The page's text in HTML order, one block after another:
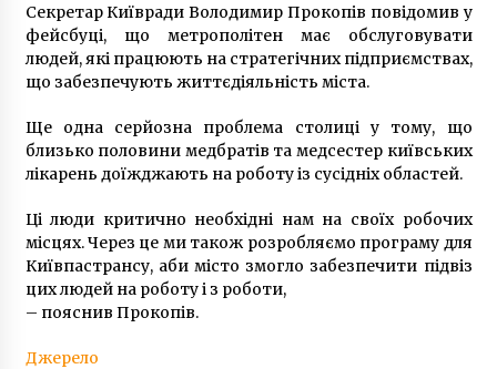
У Києві під ВРУ відбувається одразу два
мітинги
6 років ago
Наркотики, алкоголь и гей-скандал: Во что
превратился бывший игрок “Динамо” Алиев
10 років ago
На проспекті Академіка Палладіна збудують
багаторівневу розв’язку – проєкт Генплану
Києва
6 років ago
Секретар Київради Володимир Прокопів повідомив у
фейсбуці, що метрополітен має обслуговувати
людей, які працюють на стратегічних підприємствах,
що забезпечують життєдіяльність міста.
Ще одна серйозна проблема столиці у тому, що
близько половини медбратів та медсестер київських
лікарень доїжджають на роботу із сусідніх областей.
Ці люди критично необхідні нам на своїх робочих
місцях. Через це ми також розробляємо програму для
Київпастрансу, аби місто змогло забезпечити підвіз
цих людей на роботу і з роботи,
– пояснив Прокопів.
Джерело